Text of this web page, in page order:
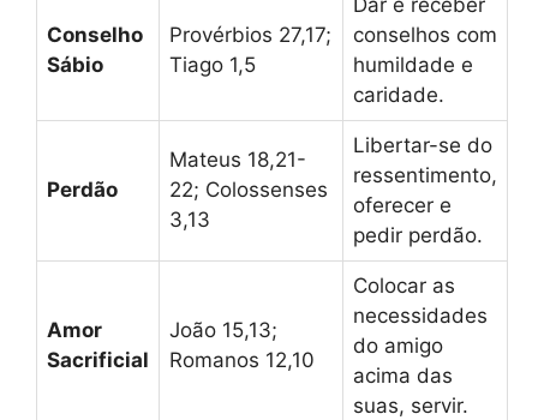
Conselho
Sábio
Provérbios 27,17;
Tiago 1,5
Dar e receber
conselhos com
humildade e
caridade.
Perdão
Mateus 18,21-
22; Colossenses
3,13
Libertar-se do
ressentimento,
oferecer e
pedir perdão.
Amor
Sacrificial
João 15,13;
Romanos 12,10
Colocar as
necessidades
do amigo
acima das
suas, servir.